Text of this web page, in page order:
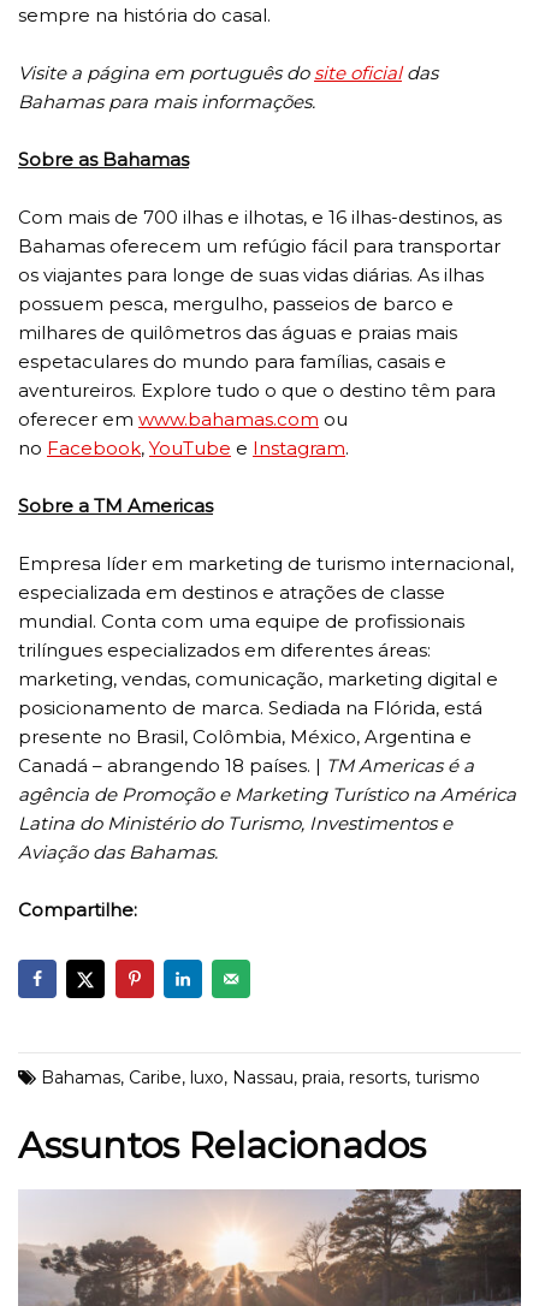
sempre na história do casal.
Visite a página em português do site oficialdas
Bahamas para mais informações.
Sobre as Bahamas
Com mais de 700 ilhas e ilhotas, e 16 ilhas-destinos, as
Bahamas oferecem um refúgio fácil para transportar
os viajantes para longe de suas vidas diárias. As ilhas
possuem pesca, mergulho, passeios de barco e
milhares de quilômetros das águas e praias mais
espetaculares do mundo para famílias, casais e
aventureiros. Explore tudo o que o destino têm para
oferecer em www.bahamas.com ou
no Facebook, YouTube e Instagram.
Sobre a TM Americas
Empresa líder em marketing de turismo internacional,
especializada em destinos e atrações de classe
mundial. Conta com uma equipe de profissionais
trilíngues especializados em diferentes áreas:
marketing, vendas, comunicação, marketing digital e
posicionamento de marca. Sediada na Flórida, está
presente no Brasil, Colômbia, México, Argentina e
Canadá – abrangendo 18 países. | TM Americas é a
agência de Promoção e Marketing Turístico na América
Latina do Ministério do Turismo, Investimentos e
Aviação das Bahamas.
Compartilhe:
Bahamas, Caribe, luxo, Nassau, praia, resorts, turismo
Assuntos Relacionados